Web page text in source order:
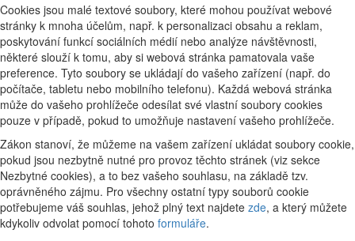
Cookies jsou malé textové soubory, které mohou používat webové
stránky k mnoha účelům, např. k personalizaci obsahu a reklam,
poskytování funkcí sociálních médií nebo analýze návštěvnosti,
některé slouží k tomu, aby si webová stránka pamatovala vaše
preference. Tyto soubory se ukládají do vašeho zařízení (např. do
počítače, tabletu nebo mobilního telefonu). Každá webová stránka
může do vašeho prohlížeče odesílat své vlastní soubory cookies
pouze v případě, pokud to umožňuje nastavení vašeho prohlížeče.
Zákon stanoví, že můžeme na vašem zařízení ukládat soubory cookie,
pokud jsou nezbytně nutné pro provoz těchto stránek (viz sekce
Nezbytné cookies), a to bez vašeho souhlasu, na základě tzv.
oprávněného zájmu. Pro všechny ostatní typy souborů cookie
potřebujeme váš souhlas, jehož plný text najdete zde, a který můžete
kdykoliv odvolat pomocí tohoto formuláře.